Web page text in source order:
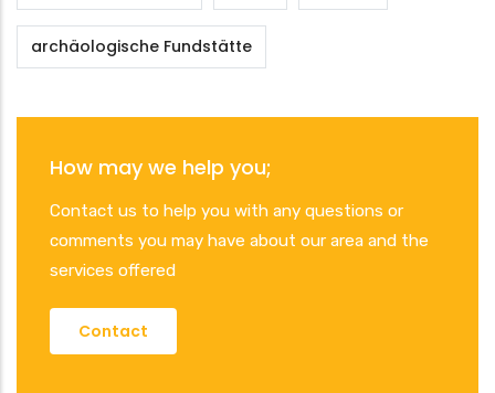
archäologische Fundstätte
How may we help you;
Contact us to help you with any questions or
comments you may have about our area and the
services offered
Contact